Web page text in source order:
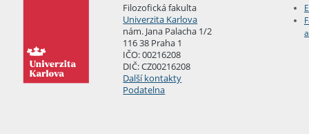
Filozofická fakulta
Univerzita Karlova
nám. Jana Palacha 1/2
116 38 Praha 1
IČO: 00216208
DIČ: CZ00216208
Další kontakty
Podatelna